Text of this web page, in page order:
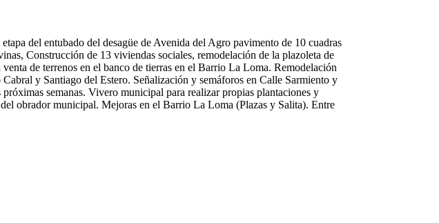
del entubado del desagüe de Avenida del Agro pavimento de 10 cuadras
Construcción de 13 viviendas sociales, remodelación de la plazoleta de
de terrenos en el banco de tierras en el Barrio La Loma. Remodelación
y Santiago del Estero. Señalización y semáforos en Calle Sarmiento y
semanas. Vivero municipal para realizar propias plantaciones y
obrador municipal. Mejoras en el Barrio La Loma (Plazas y Salita). Entre